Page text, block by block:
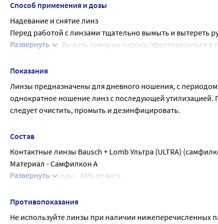
Способ применения и дозы
Надевание и снятие линз
Перед работой с линзами тщательно вымыть и вытереть
медикаменты. Вылить линзу на ладонь. Удостовериться в
руками. Пальцем сдвинуть линзу вниз, в сторону белка
Развернуть
Показания
Линзы предназначены для дневного ношения, с периодом
однократное ношение линз с последующей
следует очистить, промыть и дезинфицировать.
Состав
Контактные линзы Bausch + Lomb Ультра (ULTRA)
Материал - Самфилкон А
Содержание воды - 46% от веса
Стерилизованы паром.
Развернуть
Противопоказания
Не используйте линзы при наличии нижеперечисленных